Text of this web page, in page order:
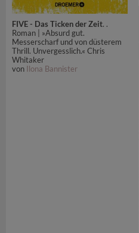
FIVE - Das Ticken der Zeit. .
Roman | »Absurd gut.
Messerscharf und von düsterem
Thrill. Unvergesslich.« Chris
Whitaker
von Ilona Bannister